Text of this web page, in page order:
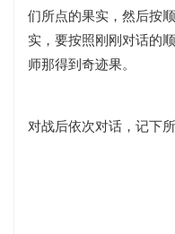
们所点的果实，然后按
实，要按照刚刚对话的
师那得到奇迹果。
对战后依次对话，记下